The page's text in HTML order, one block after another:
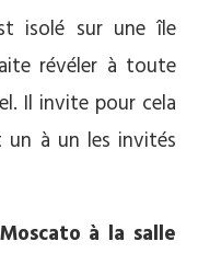
isolé sur une île
révéler à toute
Il invite pour cela
un à un les invités
à la salle